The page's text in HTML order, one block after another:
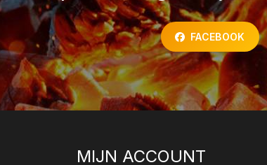
FACEBOOK
MIJN ACCOUNT